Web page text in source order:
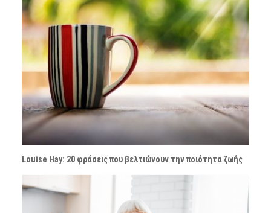
Louise Hay: 20 φράσεις που βελτιώνουν την ποιότητα ζωής